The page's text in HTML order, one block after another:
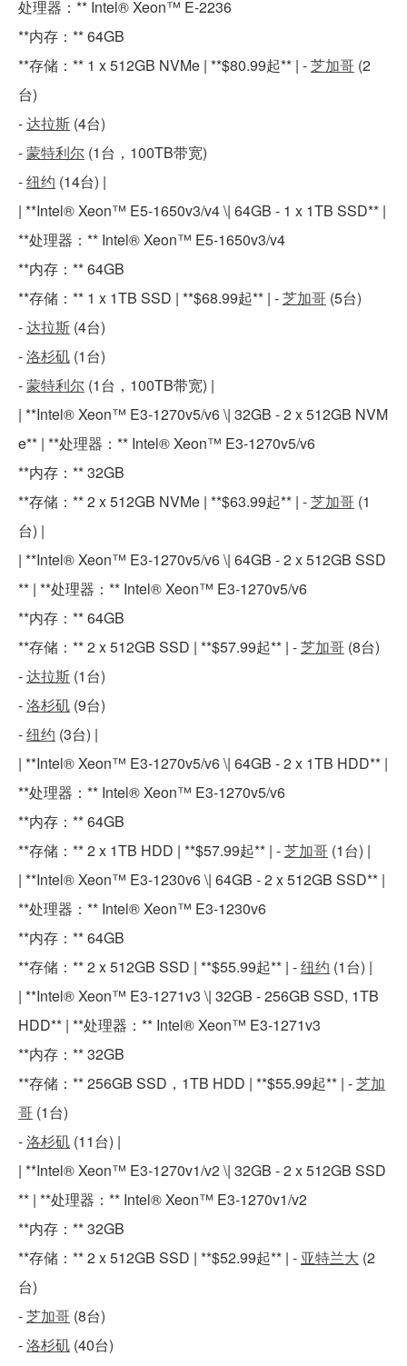
处理器：** Intel® Xeon™ E-2236
**内存：** 64GB
**存储：** 1 x 512GB NVMe | **$80.99起** | -芝加哥 (2
台)
-达拉斯 (4台)
-蒙特利尔 (1台，100TB带宽)
-纽约 (14台) |
| **Intel® Xeon™ E5-1650v3/v4 \| 64GB - 1 x 1TB SSD** |
**处理器：** Intel® Xeon™ E5-1650v3/v4
**内存：** 64GB
**存储：** 1 x 1TB SSD | **$68.99起** | -芝加哥 (5台)
-达拉斯 (4台)
-洛杉矶 (1台)
-蒙特利尔 (1台，100TB带宽) |
| **Intel® Xeon™ E3-1270v5/v6 \| 32GB - 2 x 512GB NVM
e** | **处理器：** Intel® Xeon™ E3-1270v5/v6
**内存：** 32GB
**存储：** 2 x 512GB NVMe | **$63.99起** | -芝加哥 (1
台) |
| **Intel® Xeon™ E3-1270v5/v6 \| 64GB - 2 x 512GB SSD
** | **处理器：** Intel® Xeon™ E3-1270v5/v6
**内存：** 64GB
**存储：** 2 x 512GB SSD | **$57.99起** | -芝加哥 (8台)
-达拉斯 (1台)
-洛杉矶 (9台)
-纽约 (3台) |
| **Intel® Xeon™ E3-1270v5/v6 \| 64GB - 2 x 1TB HDD** |
**处理器：** Intel® Xeon™ E3-1270v5/v6
**内存：** 64GB
**存储：** 2 x 1TB HDD | **$57.99起** | -芝加哥 (1台) |
| **Intel® Xeon™ E3-1230v6 \| 64GB - 2 x 512GB SSD** |
**处理器：** Intel® Xeon™ E3-1230v6
**内存：** 64GB
**存储：** 2 x 512GB SSD | **$55.99起** | -纽约 (1台) |
| **Intel® Xeon™ E3-1271v3 \| 32GB - 256GB SSD, 1TB
HDD** | **处理器：** Intel® Xeon™ E3-1271v3
**内存：** 32GB
**存储：** 256GB SSD，1TB HDD | **$55.99起** | -芝加
哥 (1台)
-洛杉矶 (11台) |
| **Intel® Xeon™ E3-1270v1/v2 \| 32GB - 2 x 512GB SSD
** | **处理器：** Intel® Xeon™ E3-1270v1/v2
**内存：** 32GB
**存储：** 2 x 512GB SSD | **$52.99起** | - 亚特兰大 (2
台)
-芝加哥 (8台)
-洛杉矶 (40台)